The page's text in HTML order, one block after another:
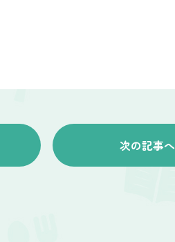
次の記事へ